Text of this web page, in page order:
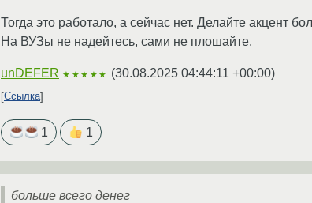
Тогда это работало, а сейчас нет. Делайте акцент
На ВУЗы не надейтесь, сами не плошайте.
unDEFER ★★★★★ (30.08.2025 04:44:11 +00:00)
Ссылка
1 1
больше всего денег